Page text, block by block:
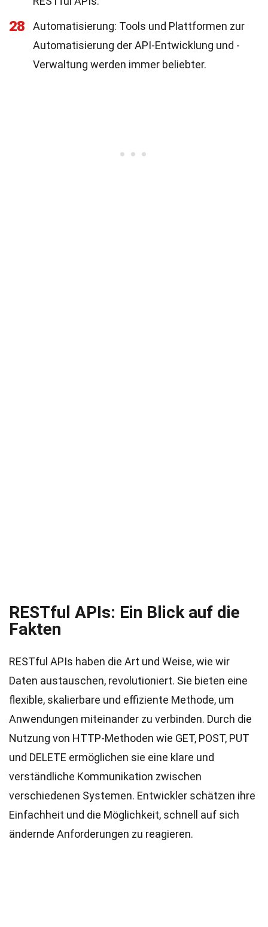
28
Automatisierung: Tools und Plattformen zur
Automatisierung der API-Entwicklung und -
Verwaltung werden immer beliebter.
RESTful APIs: Ein Blick auf die
Fakten
RESTful APIs haben die Art und Weise, wie wir
Daten austauschen, revolutioniert. Sie bieten eine
flexible, skalierbare und effiziente Methode, um
Anwendungen miteinander zu verbinden. Durch die
Nutzung von HTTP-Methoden wie GET, POST, PUT
und DELETE ermöglichen sie eine klare und
verständliche Kommunikation zwischen
verschiedenen Systemen. Entwickler schätzen ihre
Einfachheit und die Möglichkeit, schnell auf sich
ändernde Anforderungen zu reagieren.